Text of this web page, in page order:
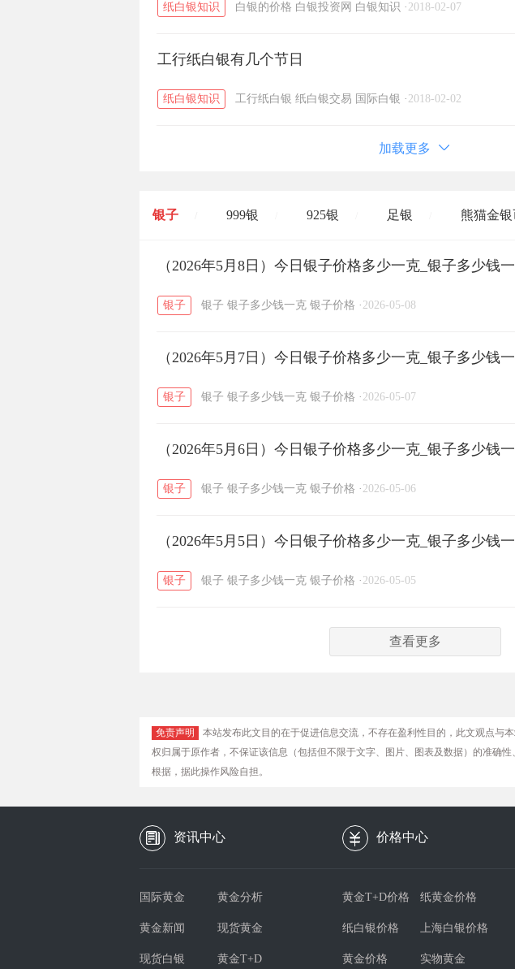
纸白银知识 白银的价格 白银投资网 白银知识 · 2018-02-07
工行纸白银有几个节日
纸白银知识 工行纸白银 纸白银交易 国际白银 · 2018-02-02
加载更多
银子 999银 925银 足银 熊猫金银
开国纪念币 大清银币 / 长城币 / 老凤
菜百 周生生 周大生
六福 / 金至尊 / 潮宏基 / 亚一金店 黄
（2026年5月8日）今日银子价格多少一克_银子多少钱
银子 银子 银子多少钱一克 银子价格 · 2026-05-08
（2026年5月7日）今日银子价格多少一克_银子多少钱
银子 银子 银子多少钱一克 银子价格 · 2026-05-07
（2026年5月6日）今日银子价格多少一克_银子多少钱
银子 银子 银子多少钱一克 银子价格 · 2026-05-06
（2026年5月5日）今日银子价格多少一克_银子多少钱
银子 银子 银子多少钱一克 银子价格 · 2026-05-05
查看更多
免责声明
本站发布此文目的在于促进信息交流，不存在盈利性目的，此文观点与
权归属于原作者，不保证该信息（包括但不限于文字、图片、图表及数据）的准确
根据，据此操作风险自担。
资讯中心 价格中心
国际黄金 黄金分析
黄金新闻 现货黄金
现货白银 黄金T+D
黄金T+D价格 纸黄金价格
纸白银价格 上海白银价格
黄金价格 实物黄金